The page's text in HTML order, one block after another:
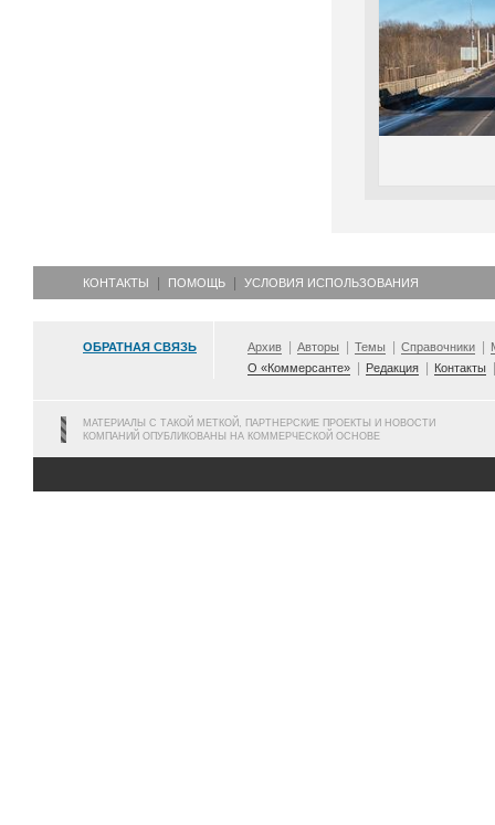
КОНТАКТЫ ПОМОЩЬ УСЛОВИЯ ИСПОЛЬЗОВАНИЯ
ОБРАТНАЯ СВЯЗЬ Архив Авторы Темы Справочники
О «Коммерсанте»
Редакция Контакты
МАТЕРИАЛЫ С ТАКОЙ МЕТКОЙ, ПАРТНЕРСКИЕ ПРОЕКТЫ И НОВОСТИ
КОМПАНИЙ ОПУБЛИКОВАНЫ НА КОММЕРЧЕСКОЙ ОСНОВЕ